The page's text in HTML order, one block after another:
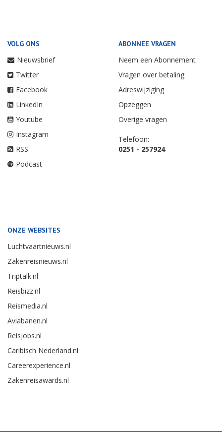
VOLG ONS
Nieuwsbrief
Twitter
Facebook
LinkedIn
Youtube
Instagram
RSS
Podcast
ABONNEE VRAGEN
Neem een Abonnement
Vragen over betaling
Adreswijziging
Opzeggen
Overige vragen
Telefoon:
0251 - 257924
ONZE WEBSITES
Luchtvaartnieuws.nl
Zakenreisnieuws.nl
Triptalk.nl
Reisbizz.nl
Reismedia.nl
Aviabanen.nl
Reisjobs.nl
Caribisch Nederland.nl
Careerexperience.nl
Zakenreisawards.nl